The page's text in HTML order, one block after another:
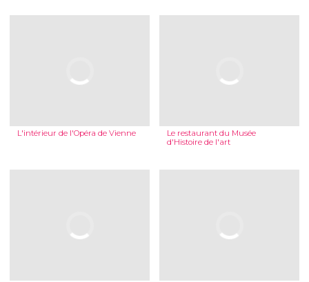
L'intérieur de l'Opéra de Vienne
Le restaurant du Musée
d'Histoire de l'art